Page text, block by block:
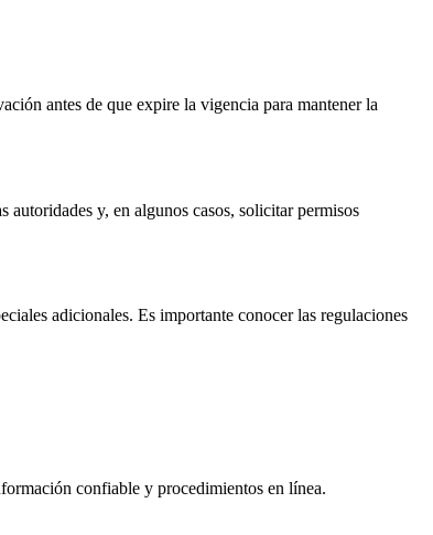
antes de que expire la vigencia para mantener la
y, en algunos casos, solicitar permisos
adicionales. Es importante conocer las regulaciones
confiable y procedimientos en línea.